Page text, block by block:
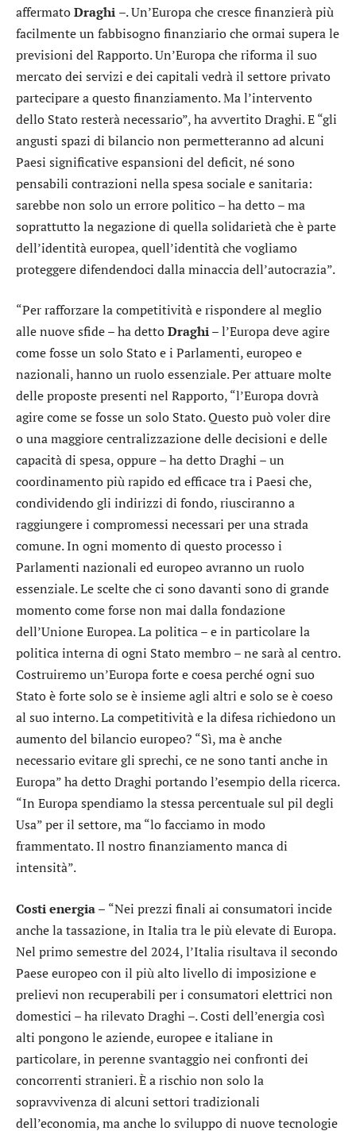
affermatoDraghi –. Un’Europa che cresce finanzierà più
facilmente un fabbisogno finanziario che ormai supera le
previsioni del Rapporto. Un’Europa che riforma il suo
mercato dei servizi e dei capitali vedrà il settore privato
partecipare a questo finanziamento. Ma l’intervento
dello Stato resterà necessario”, ha avvertito Draghi. E “gli
angusti spazi di bilancio non permetteranno ad alcuni
Paesi significative espansioni del deficit, né sono
pensabili contrazioni nella spesa sociale e sanitaria:
sarebbe non solo un errore politico – ha detto – ma
soprattutto la negazione di quella solidarietà che è parte
dell’identità europea, quell’identità che vogliamo
proteggere difendendoci dalla minaccia dell’autocrazia”.
“Per rafforzare la competitività e rispondere al meglio
alle nuove sfide – ha dettoDraghi– l’Europa deve agire
come fosse un solo Stato e i Parlamenti, europeo e
nazionali, hanno un ruolo essenziale. Per attuare molte
delle proposte presenti nel Rapporto, “l’Europa dovrà
agire come se fosse un solo Stato. Questo può voler dire
o una maggiore centralizzazione delle decisioni e delle
capacità di spesa, oppure – ha detto Draghi – un
coordinamento più rapido ed efficace tra i Paesi che,
condividendo gli indirizzi di fondo, riusciranno a
raggiungere i compromessi necessari per una strada
comune. In ogni momento di questo processo i
Parlamenti nazionali ed europeo avranno un ruolo
essenziale. Le scelte che ci sono davanti sono di grande
momento come forse non mai dalla fondazione
dell’Unione Europea. La politica – e in particolare la
politica interna di ogni Stato membro – ne sarà al centro.
Costruiremo un’Europa forte e coesa perché ogni suo
Stato è forte solo se è insieme agli altri e solo se è coeso
al suo interno. La competitività e la difesa richiedono un
aumento del bilancio europeo? “Sì, ma è anche
necessario evitare gli sprechi, ce ne sono tanti anche in
Europa” ha detto Draghi portando l’esempio della ricerca.
“In Europa spendiamo la stessa percentuale sul pil degli
Usa” per il settore, ma “lo facciamo in modo
frammentato. Il nostro finanziamento manca di
intensità”.
Costi energia – “Nei prezzi finali ai consumatori incide
anche la tassazione, in Italia tra le più elevate di Europa.
Nel primo semestre del 2024, l’Italia risultava il secondo
Paese europeo con il più alto livello di imposizione e
prelievi non recuperabili per i consumatori elettrici non
domestici – ha rilevato Draghi –. Costi dell’energia così
alti pongono le aziende, europee e italiane in
particolare, in perenne svantaggio nei confronti dei
concorrenti stranieri. È a rischio non solo la
sopravvivenza di alcuni settori tradizionali
dell’economia, ma anche lo sviluppo di nuove tecnologie